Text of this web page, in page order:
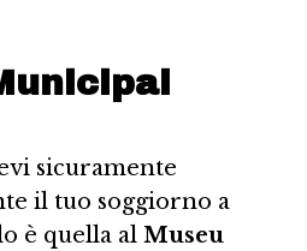
sicuramente
il tuo soggiorno a
è quella al Museu